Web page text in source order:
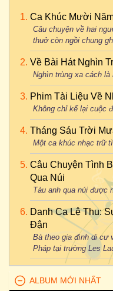
Ca Khúc Mười
Câu chuyện về hai
thuở còn ngồi chung
Về Bài Hát Nghìn
Nghìn trùng xa cách
Phim Tài Liệu Về
Không chỉ kể lại cuộc
Tháng Sáu Trời
Một ca khúc nhạc trữ
Câu Chuyện Tình
Qua Núi
Tàu anh qua núi được
Danh Ca Lệ Thu:
Đận
Bà theo gia đình di cư
Pháp tại trường Les
ALBUM MỚI NHẤT